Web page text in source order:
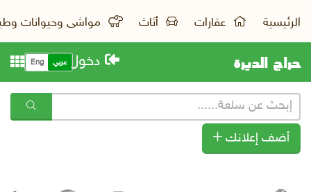
الرئيسية عقارات أثاث مواشى وحيوانات
حراج الديرة دخول عربي Eng
أضف إعلانك